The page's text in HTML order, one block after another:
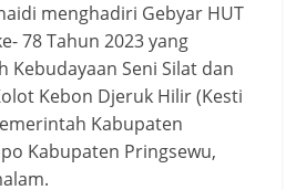
menghadiri Gebyar HUT
78 Tahun 2023 yang
Kebudayaan Seni Silat dan
Kebon Djeruk Hilir (Kesti
Kabupaten
Kabupaten Pringsewu,